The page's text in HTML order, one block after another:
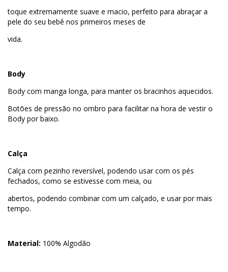
toque extremamente suave e macio, perfeito para abraçar a
pele do seu bebê nos primeiros meses de
vida.
Body
Body com manga longa, para manter os bracinhos aquecidos.
Botões de pressão no ombro para facilitar na hora de vestir o
Body por baixo.
Calça
Calça com pezinho reversível, podendo usar com os pés
fechados, como se estivesse com meia, ou
abertos, podendo combinar com um calçado, e usar por mais
tempo.
Material: 100% Algodão